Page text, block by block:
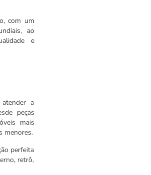
com um
ao
e
a
peças
mais
menores.
perfeita
retrô,